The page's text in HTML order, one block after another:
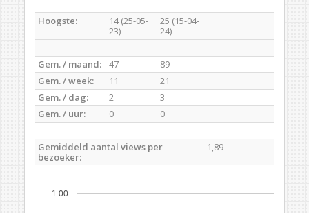
Hoogste:
14 (25-05-
23)
25 (15-04-
24)
Gem. / maand: 47
89
Gem. / week:
11
21
Gem. / dag:
2
3
Gem. / uur:
0 0
Gemiddeld aantal views per
bezoeker:
1,89
1.00